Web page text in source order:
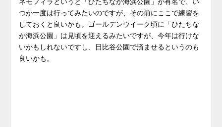
ネモフィラというと「ひたちなか海浜公園」が有名で、い
つか一度は行ってみたいのですが、その前にここで練習を
しておくと良いかも。ゴールデンウイーク頃に「ひたちな
か海浜公園」は見頃を迎えるみたいですが、今年は行けな
いかもしれないですし、日比谷公園で済ませるというのも
良いかも。